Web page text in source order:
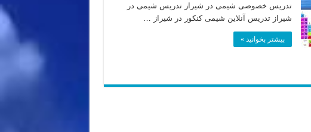
تدریس خصوصی شیمی در شیراز تدریس شیمی در
شیراز تدریس آنلاین شیمی کنکور در شیراز …
بیشتر بخوانید »